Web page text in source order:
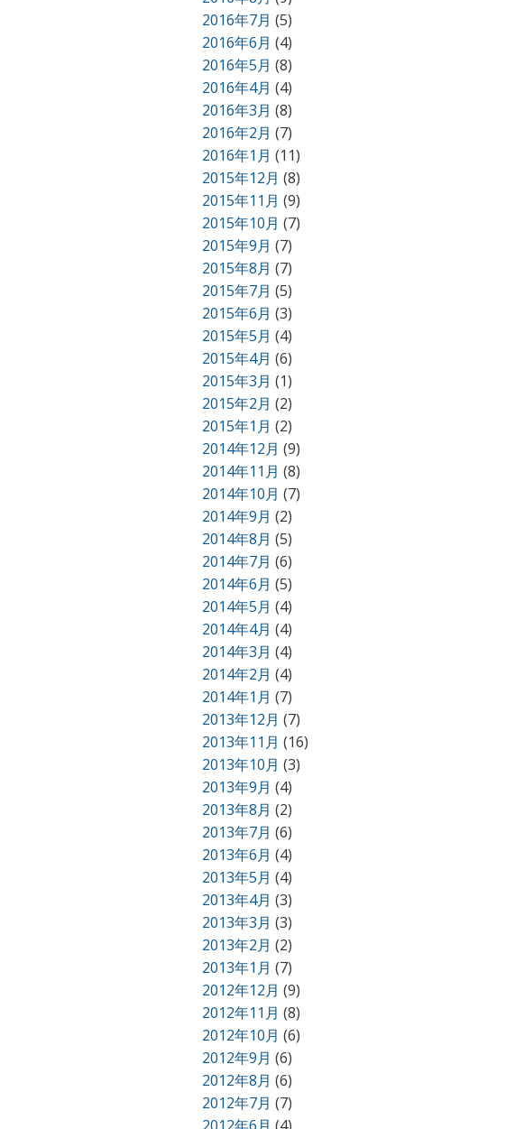
2016年7月 (5)
2016年6月 (4)
2016年5月 (8)
2016年4月 (4)
2016年3月 (8)
2016年2月 (7)
2016年1月 (11)
2015年12月 (8)
2015年11月 (9)
2015年10月 (7)
2015年9月 (7)
2015年8月 (7)
2015年7月 (5)
2015年6月 (3)
2015年5月 (4)
2015年4月 (6)
2015年3月 (1)
2015年2月 (2)
2015年1月 (2)
2014年12月 (9)
2014年11月 (8)
2014年10月 (7)
2014年9月 (2)
2014年8月 (5)
2014年7月 (6)
2014年6月 (5)
2014年5月 (4)
2014年4月 (4)
2014年3月 (4)
2014年2月 (4)
2014年1月 (7)
2013年12月 (7)
2013年11月 (16)
2013年10月 (3)
2013年9月 (4)
2013年8月 (2)
2013年7月 (6)
2013年6月 (4)
2013年5月 (4)
2013年4月 (3)
2013年3月 (3)
2013年2月 (2)
2013年1月 (7)
2012年12月 (9)
2012年11月 (8)
2012年10月 (6)
2012年9月 (6)
2012年8月 (6)
2012年7月 (7)